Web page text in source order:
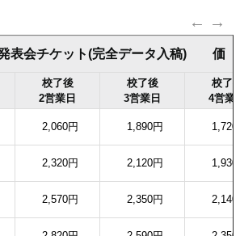
,発表会チケット(完全データ入稿) 価
校了後
2営業日
校了後
3営業日
校了
4営業
2,060円 1,890円 1,720
2,320円 2,120円 1,930
2,570円 2,350円 2,140